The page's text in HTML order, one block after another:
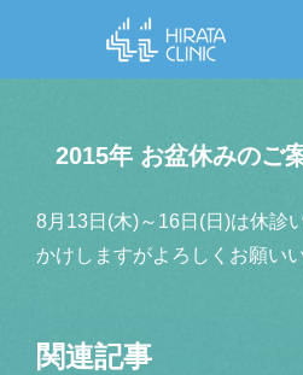
2015年 お盆休みのご
8月13日(木)～16日(日)は休診
かけしますがよろしくお願い
関連記事